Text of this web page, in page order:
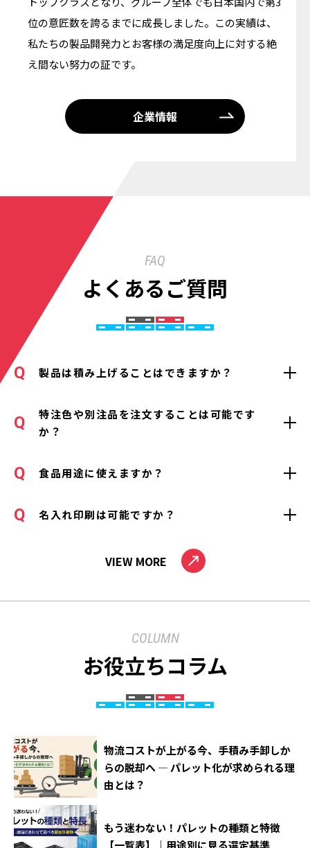
位の意匠数を誇るまでに成長しました。この実績は、
私たちの製品開発力とお客様の満足度向上に対する絶
え間ない努力の証です。
企業情報
FAQ
よくあるご質問
製品は積み上げることはできますか？
特注色や別注品を注文することは可能です
か？
食品用途に使えますか？
名入れ印刷は可能ですか？
VIEW MORE
COLUMN
お役立ちコラム
物流コストが上がる今、手積み手卸しか
らの脱却へ ― パレット化が求められる理
由とは？
もう迷わない！パレットの種類と特徴
【一覧表】｜用途別に見る選定基準